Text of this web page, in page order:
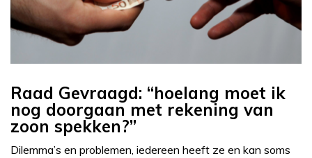
Raad Gevraagd: “hoelang moet ik
nog doorgaan met rekening van
zoon spekken?”
Dilemma’s en problemen, iedereen heeft ze en kan soms